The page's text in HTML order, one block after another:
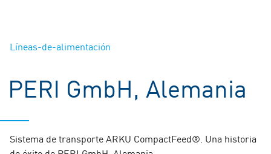
Líneas-de-alimentación
PERI GmbH, Alemania
Sistema de transporte ARKU CompactFeed®. Una historia